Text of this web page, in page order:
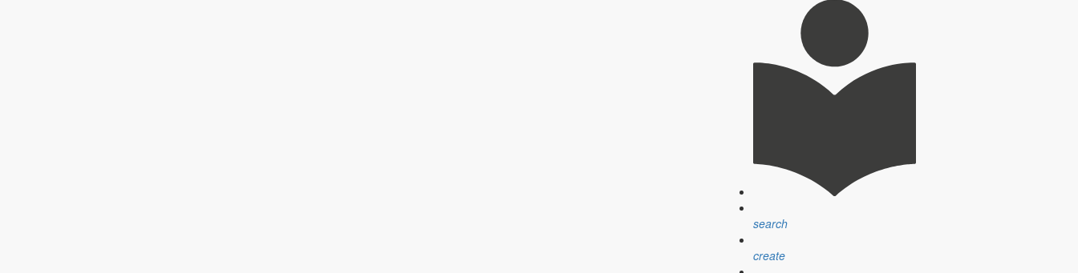
search
create
Das Kinderhaus „Wirbelwind“ lädt Kinder von null bis drei Jahren mit einem Elternteil am ersten und dritten Donnerstag im Monat von 9 bis 10.30 Uhr zur Schnupper- und Spielstunde ein.